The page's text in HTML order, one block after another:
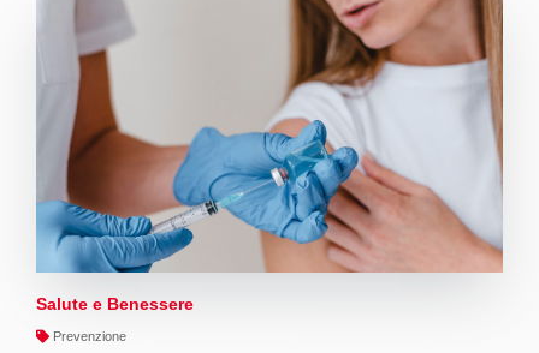
Salute e Benessere
Prevenzione